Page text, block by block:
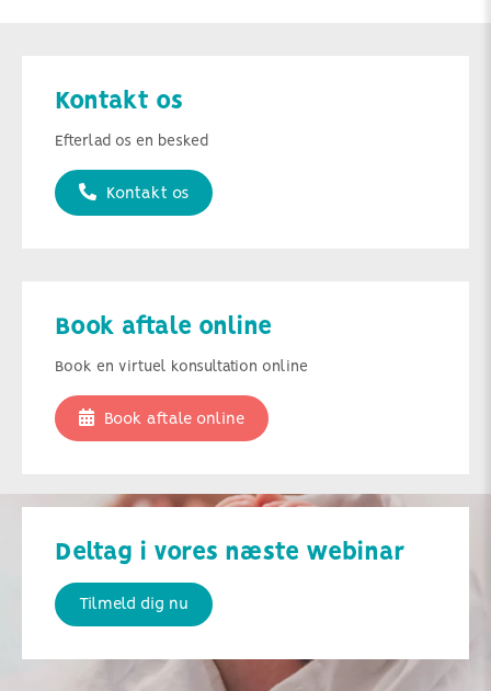
Kontakt os
Efterlad os en besked
Kontakt os
Book aftale online
Book en virtuel konsultation online
Book aftale online
Deltag i vores næste webinar
Tilmeld dig nu